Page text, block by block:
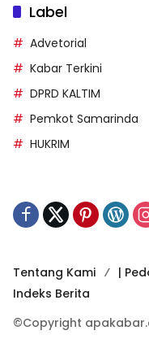
Label
Advetorial
Kabar Terkini
DPRD KALTIM
Pemkot Samarinda
HUKRIM
Tentang Kami |
Indeks Berita
©Copyright